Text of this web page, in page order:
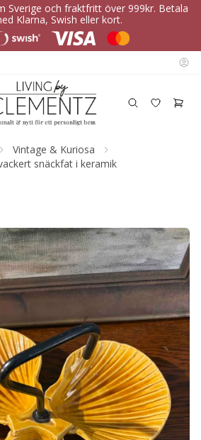
Sverige och fraktfritt över 999kr. Betala
Klarna, Swish eller kort.
Vintage & Kuriosa
snäckfat i keramik